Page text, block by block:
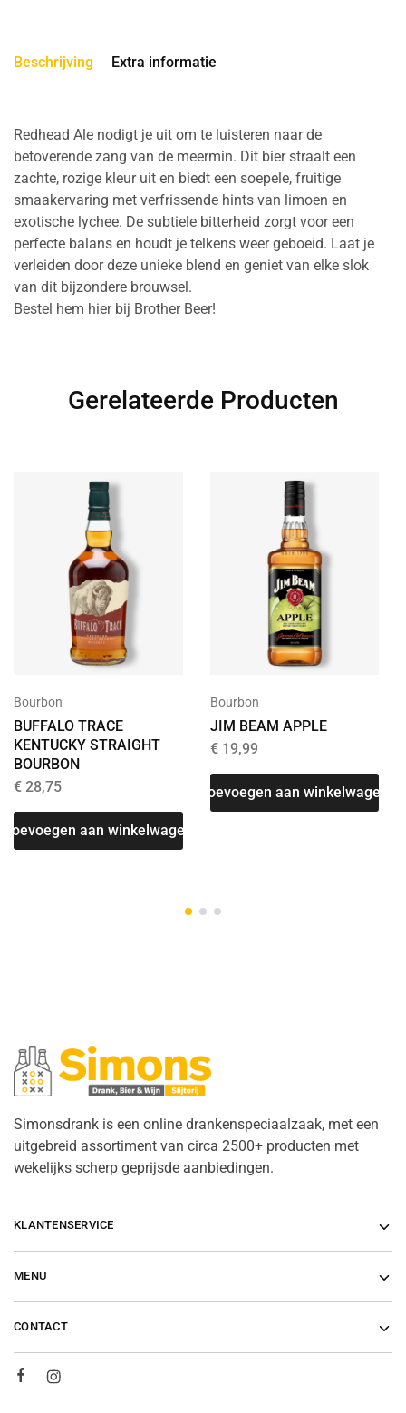
Beschrijving Extra informatie
Redhead Ale nodigt je uit om te luisteren naar de
betoverende zang van de meermin. Dit bier straalt een
zachte, rozige kleur uit en biedt een soepele, fruitige
smaakervaring met verfrissende hints van limoen en
exotische lychee. De subtiele bitterheid zorgt voor een
perfecte balans en houdt je telkens weer geboeid. Laat je
verleiden door deze unieke blend en geniet van elke slok
van dit bijzondere brouwsel.
Bestel hem hier bij Brother Beer!
Gerelateerde Producten
Bourbon
BUFFALO TRACE
KENTUCKY STRAIGHT
BOURBON
€ 28,75
Toevoegen aan winkelwagen
Bourbon
JIM BEAM APPLE
€19,99
Toevoegen aan winkelwagen
Simonsdrank is een online drankenspeciaalzaak, met een
uitgebreid assortiment van circa 2500+ producten met
wekelijks scherp geprijsde aanbiedingen.
KLANTENSERVICE
MENU
CONTACT